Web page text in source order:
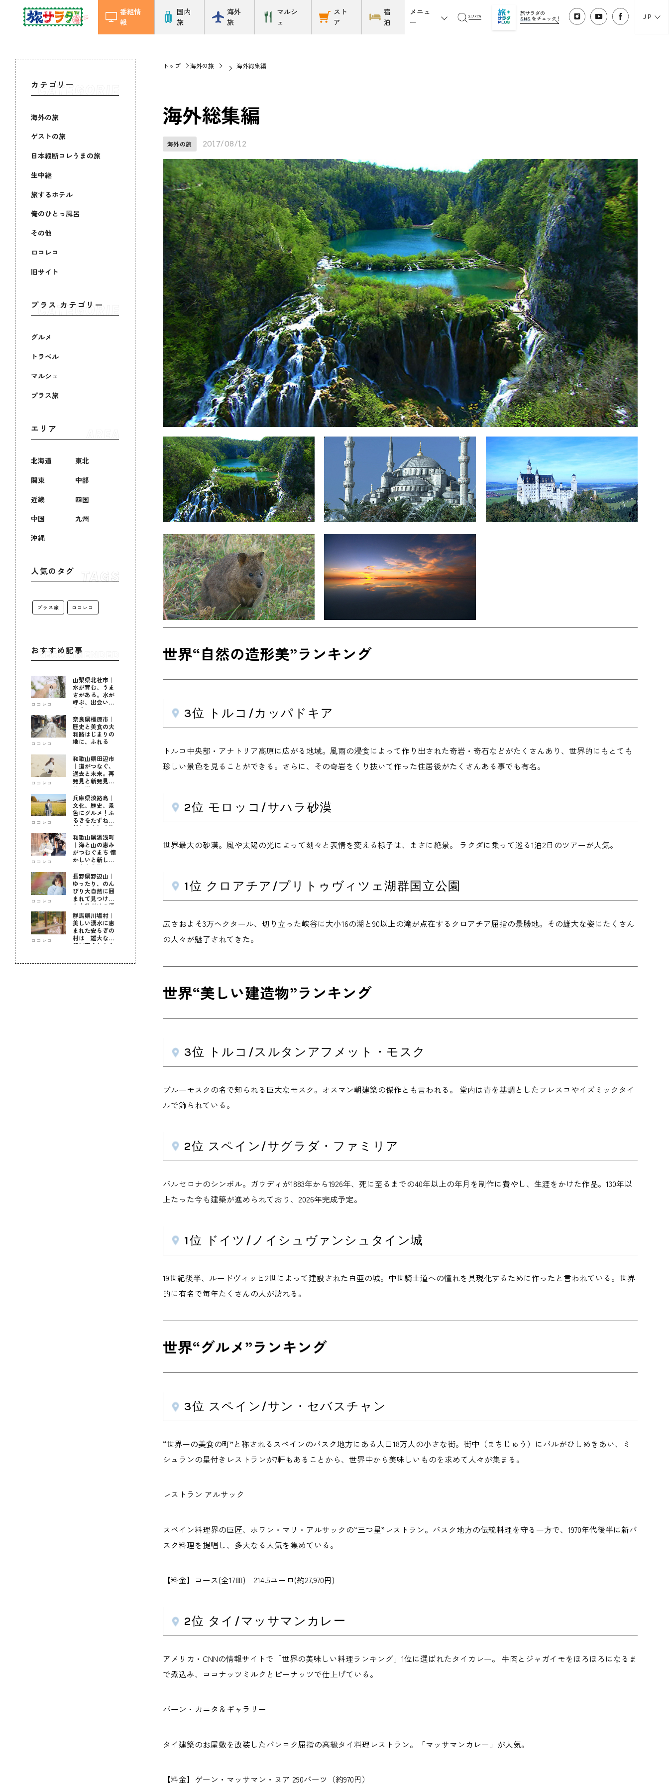
番組情
報
国内
旅
海外
旅
マルシ
ェ
スト
ア
宿
泊
メニュ
ー
旅サラダの
SNS をチェック！ JP
カテゴリー
海外の旅
ゲストの旅
日本縦断コレうまの旅
生中継
旅するホテル
俺のひとっ風呂
その他
ロコレコ
旧サイト
プラス カテゴリー
グルメ
トラベル
マルシェ
プラス旅
エリア
北海道
東北
関東
中部
近畿
四国
中国
九州
沖縄
人気のタグ
プラス旅 ロコレコ
おすすめ記事
ロコレコ
山梨県北杜市｜
水が育む、うま
さがある。水が
呼ぶ、出会いが
ある。
ロコレコ
奈良県橿原市｜
歴史と美食の大
和路はじまりの
地に、ふれる
ロコレコ
和歌山県田辺市
｜道がつなぐ、
過去と未来。再
発見と新発見の
待つ街へ
ロコレコ
兵庫県淡路島｜
文化、歴史、景
色にグルメ！ふ
るきをたずねて
新しきを知る旅
ロコレコ
和歌山県湯浅町
｜海と山の恵み
がつむぐまち 懐
かしいと新しい
に出会う旅
ロコレコ
長野県野辺山｜
ゆったり、のん
びり大自然に囲
まれて見つけ
た！私だけの優
しい自分時間
ロコレコ
群馬県川場村｜
美しい湧水に恵
まれた安らぎの
村は 雄大な自
然に育まれた心
トップ 海外の旅 海外総集編
海外総集編
海外の旅 2017/08/12
世界“自然の造形美”ランキング
3位 トルコ/カッパドキア
トルコ中央部・アナトリア高原に広がる地域。風雨の浸食によって作り出された奇岩・奇石などがたくさんあり、世界的にもとても
珍しい景色を見ることができる。さらに、その奇岩をくり抜いて作った住居後がたくさんある事でも有名。
2位 モロッコ/サハラ砂漠
世界最大の砂漠。風や太陽の光によって刻々と表情を変える様子は、まさに絶景。 ラクダに乗って巡る1泊2日のツアーが人気。
1位 クロアチア/プリトゥヴィツェ湖群国立公園
広さおよそ3万ヘクタール、切り立った峡谷に大小16の湖と90以上の滝が点在するクロアチア屈指の景勝地。その雄大な姿にたくさん
の人々が魅了されてきた。
世界“美しい建造物”ランキング
3位 トルコ/スルタンアフメット・モスク
ブルーモスクの名で知られる巨大なモスク。オスマン朝建築の傑作とも言われる。 堂内は青を基調としたフレスコやイズミックタイ
ルで飾られている。
2位 スペイン/サグラダ・ファミリア
バルセロナのシンボル。ガウディが1883年から1926年、死に至るまでの40年以上の年月を制作に費やし、生涯をかけた作品。130年以
上たった今も建築が進められており、2026年完成予定。
1位 ドイツ/ノイシュヴァンシュタイン城
19世紀後半、ルードヴィッヒ2世によって建設された白亜の城。中世騎士道への憧れを具現化するために作ったと言われている。世界
的に有名で毎年たくさんの人が訪れる。
世界“グルメ”ランキング
3位 スペイン/サン・セバスチャン
“世界一の美食の町”と称されるスペインのバスク地方にある人口18万人の小さな街。街中（まちじゅう）にバルがひしめきあい、ミ
シュランの星付きレストランが7軒もあることから、世界中から美味しいものを求めて人々が集まる。
レストラン アルサック
スペイン料理界の巨匠、ホワン・マリ・アルサックの“三つ星”レストラン。バスク地方の伝統料理を守る一方で、1970年代後半に新バ
スク料理を提唱し、多大なる人気を集めている。
【料金】コース(全17皿) 214.5ユーロ(約27,970円)
2位 タイ/マッサマンカレー
アメリカ・CNNの情報サイトで「世界の美味しい料理ランキング」1位に選ばれたタイカレー。 牛肉とジャガイモをほろほろになるま
で煮込み、ココナッツミルクとピーナッツで仕上げている。
バーン・カニタ＆ギャラリー
タイ建築のお屋敷を改装したバンコク屈指の高級タイ料理レストラン。「マッサマンカレー」が人気。
【料金】ゲーン・マッサマン・ヌア 290バーツ（約970円）